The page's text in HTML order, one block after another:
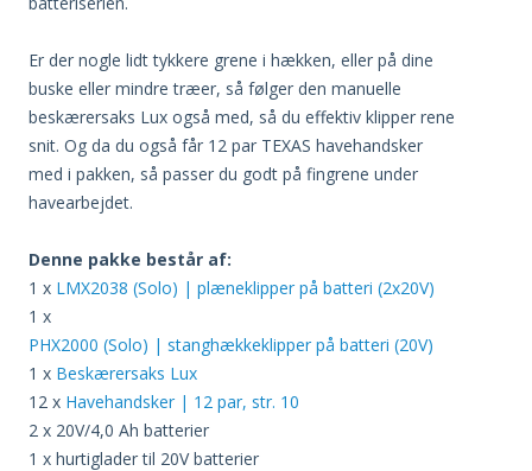
Er der nogle lidt tykkere grene i hækken, eller på dine
buske eller mindre træer, så følger den manuelle
beskærersaks Lux også med, så du effektiv klipper rene
snit. Og da du også får 12 par TEXAS havehandsker
med i pakken, så passer du godt på fingrene under
havearbejdet.
Denne pakke består af:
1 x LMX2038 (Solo) | plæneklipper på batteri (2x20V)
1 x
PHX2000 (Solo) | stanghækkeklipper på batteri (20V)
1 x Beskærersaks Lux
12 x Havehandsker | 12 par, str. 10
2 x 20V/4,0 Ah batterier
1 x hurtiglader til 20V batterier